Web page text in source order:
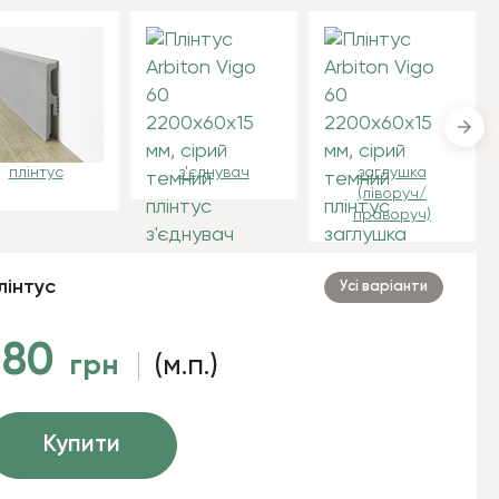
плінтус з'єднувач
заглушка
(ліворуч/
праворуч)
Усі варіанти
грн (м.п.)
Купити